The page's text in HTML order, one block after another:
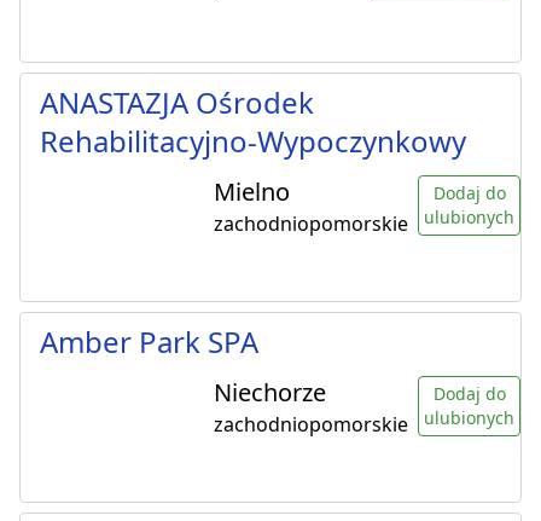
ANASTAZJA Ośrodek
Rehabilitacyjno-Wypoczynkowy
Mielno
zachodniopomorskie
Dodaj do
ulubionych
Amber Park SPA
Niechorze
zachodniopomorskie
Dodaj do
ulubionych